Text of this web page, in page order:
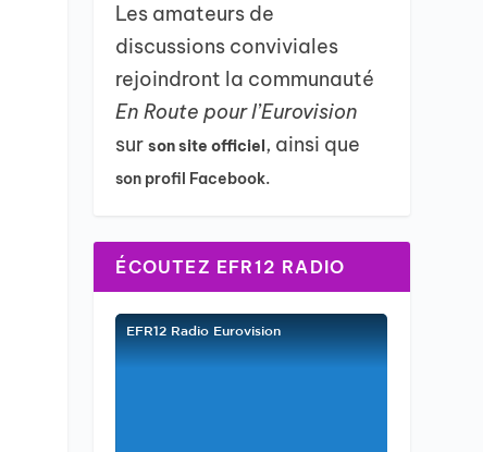
Les amateurs de
discussions conviviales
rejoindront la communauté
En Route pour l’Eurovision
surson site officiel, ainsi que
son profil Facebook.
ÉCOUTEZ EFR12 RADIO